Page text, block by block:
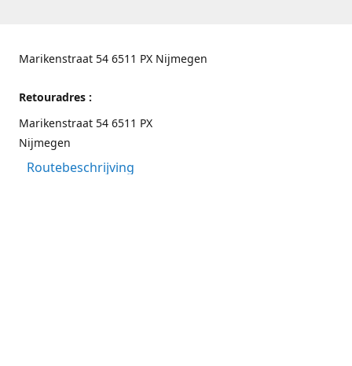
Marikenstraat 54 6511 PX Nijmegen
Retouradres :
Marikenstraat 54 6511 PX
Nijmegen
Routebeschrijving